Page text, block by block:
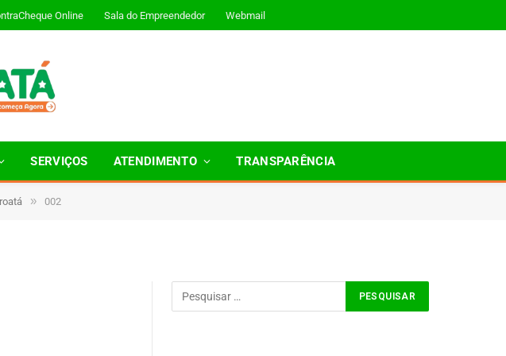
Online Sala do Empreendedor Webmail
SERVIÇOS ATENDIMENTO TRANSPARÊNCIA
» 002